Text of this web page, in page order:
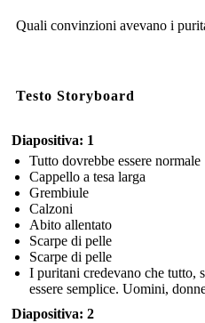
Quali convinzioni avevano i
Testo Storyboard
Diapositiva: 1
Tutto dovrebbe essere normale
Cappello a tesa larga
Grembiule
Calzoni
Abito allentato
Scarpe di pelle
Scarpe di pelle
I puritani credevano che tutto,
essere semplice. Uomini,
Diapositiva: 2